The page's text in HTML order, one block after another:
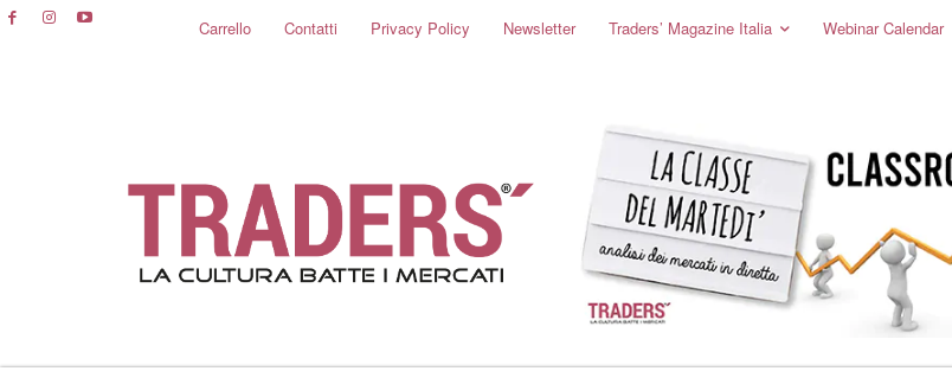
Carrello Contatti Privacy Policy Newsletter Traders’ Magazine Italia Webinar Calendar